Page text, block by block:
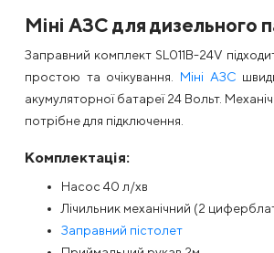
Міні АЗС для дизельного
Заправний комплект SL011B-24V
простою та очікування. Міні АЗС
акумуляторної батареї 24 Вольт.
потрібне для підключення.
Комплектація:
Насос 40 л/хв
Лічильник механічний (2
Заправний пістолет